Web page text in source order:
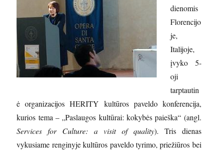
dienomis
Florencijo
je,
Italijoje,
įvyko 5-
oji
tarptautin
ė organizacijos HERITY kultūros paveldo konferencija,
kurios tema – „Paslaugos kultūrai: kokybės paieška“ (angl.
Services for Culture: a visit of quality). Tris dienas
vykusiame renginyje kultūros paveldo tyrimo, priežiūros bei